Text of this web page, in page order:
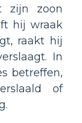
zijn zoon
hij wraak
raakt hij
In
betreffen,
of